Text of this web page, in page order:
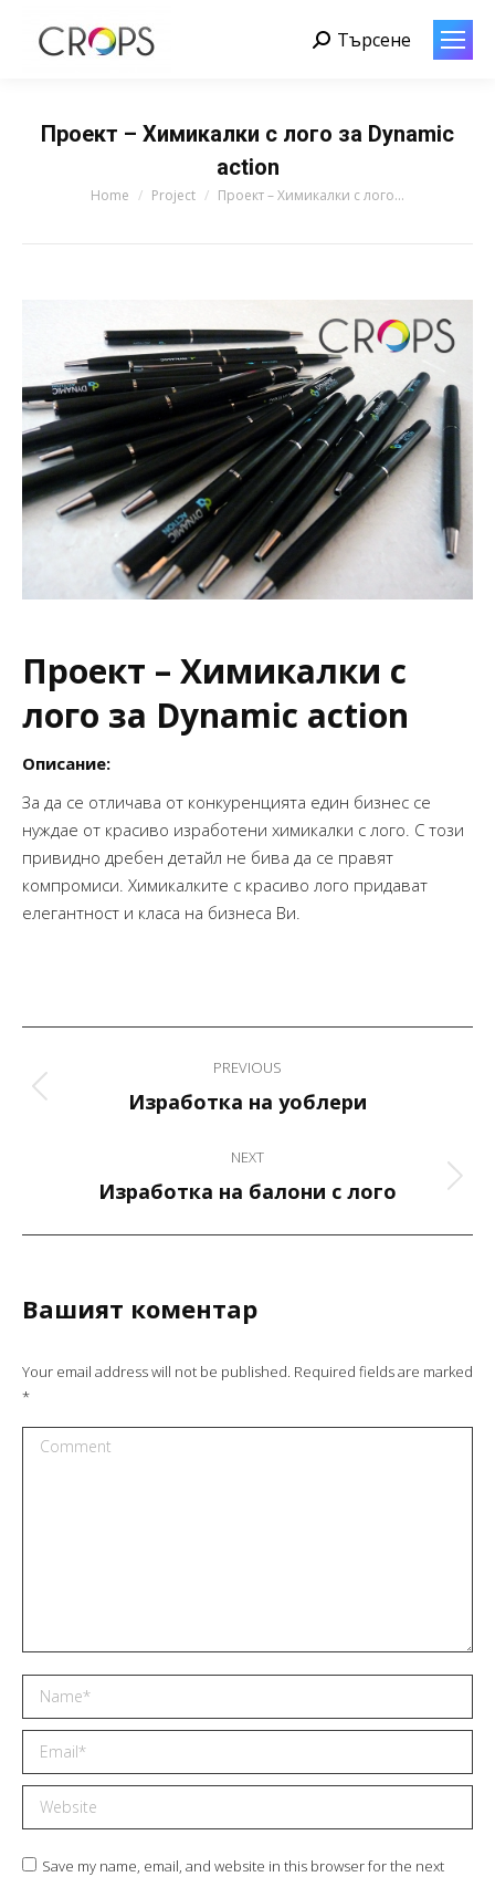
Search:
Търсене
Проект – Химикалки с лого за Dynamic
action
You are here:
Home Project Проект – Химикалки с лого…
Проект – Химикалки с
лого за Dynamic action
Описание:
За да се отличава от конкуренцията един бизнес се
нуждае от красиво изработени химикалки с лого. С този
привидно дребен детайл не бива да се правят
компромиси. Химикалките с красиво лого придават
елегантност и класа на бизнеса Ви.
navigation
PREVIOUS
Previous
Изработка на уоблери
NEXT
Next
Изработка на балони с лого
Вашият коментар
Your email address will not be published. Required fields are marked
*
Comment
Name *
Email *
Website
Save my name, email, and website in this browser for the next